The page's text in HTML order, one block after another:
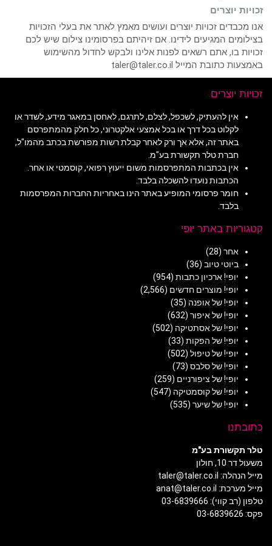
זכויות יוצרים
אנו מכבדים זכויות יוצרים ועושים מאמץ לאתר את בעלי הזכויות
בצילומים המגיעים לידינו. אם זיהיתם בפרסומינו צילום שיש לכם
זכויות בו, אתם רשאים לפנות אלינו ולבקש לחדול מהשימוש
באמצעות כתובת המייל taler@taler.co.il
זכויות יוצרים
אין להעתיק, לשכפל, לצלם, לתרגם, לאחסן במאגר מידע, לשדר או
לקלוט בכל דרך או בכל אמצעי אלקטרוני, כל חלק מהמתפרסם
באתר זה, אלא אך ורק לאחר קבלת רשות מפורשת בכתב מהמו"ל,
חברת טלר תקשורת בע"מ.
אין בכתבות המתפרסמות משום ייעוץ רפואי, קוסמטי או אחר.
הכתבות נועדו להשכלה בלבד.
חומר פרסומי המופיע באתר הינו באחריות החברות המפרסמות
בלבד.
קטגוריות באתר יופי
אחר (28)
ביוטי טיוב (36)
יופי! ארכיון כתבות (954)
יופי! מוצרים חדשים (2,566)
יופי! של אופנה (35)
יופי! של איפור (632)
יופי! של אסתטיקה (502)
יופי! של הפקות (33)
יופי! של טיפול (502)
יופי! של סלבס (73)
יופי! של ציפורניים (259)
יופי! של קוסמטיקה (547)
יופי! של שיער (535)
כתובתנו
טלר תקשורת בע"מ
משעול דר 10, חולון
מייל הנהלה: taler@taler.co.il
מייל מערכת: anat@taler.co.il
טלפון (רב קווי): 03-6839666
פקס: 03-6839626